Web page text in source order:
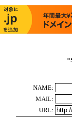
*
NAME:
MAIL:
URL: